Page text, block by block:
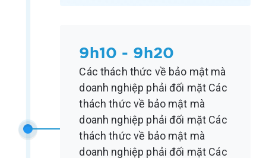
9h10 - 9h20
Các thách thức về bảo mật mà
doanh nghiệp phải đối mặt Các
thách thức về bảo mật mà
doanh nghiệp phải đối mặt Các
thách thức về bảo mật mà
doanh nghiệp phải đối mặt Các